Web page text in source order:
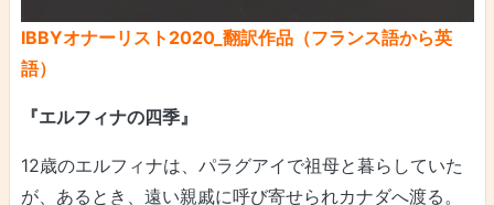
IBBYオナーリスト2020_翻訳作品（フランス語から英
語）
『エルフィナの四季』
12歳のエルフィナは、パラグアイで祖母と暮らしていた
が、あるとき、遠い親戚に呼び寄せられカナダへ渡る。